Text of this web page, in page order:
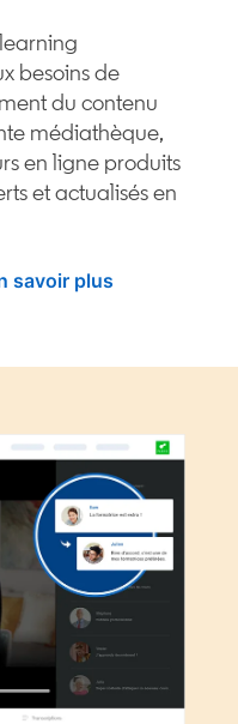
besoins de
du contenu
médiathèque,
en ligne produits
et actualisés en
savoir plus